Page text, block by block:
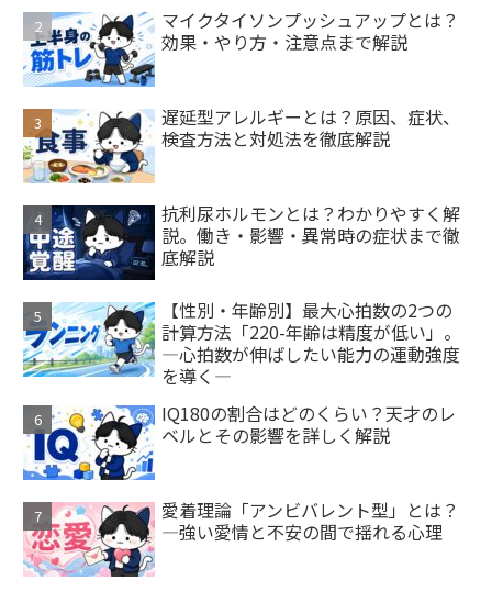
マイクタイソンプッシュアップとは？
効果・やり方・注意点まで解説
遅延型アレルギーとは？原因、症状、
検査方法と対処法を徹底解説
抗利尿ホルモンとは？わかりやすく解
説。働き・影響・異常時の症状まで徹
底解説
【性別・年齢別】最大心拍数の2つの
計算方法「220-年齢は精度が低い」。
―心拍数が伸ばしたい能力の運動強度
を導く―
IQ180の割合はどのくらい？天才のレ
ベルとその影響を詳しく解説
愛着理論「アンビバレント型」とは？
—強い愛情と不安の間で揺れる心理